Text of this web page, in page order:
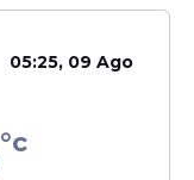
05:25, 09 Ago
°c